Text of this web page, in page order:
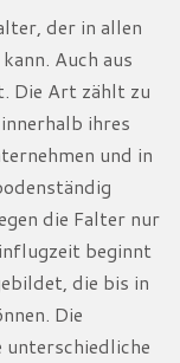
der in allen
Auch aus
Die Art zählt zu
ihres
und in
die Falter nur
beginnt
die bis in
Die
unterschiedliche